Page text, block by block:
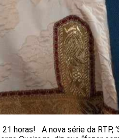
horas! A nova série da